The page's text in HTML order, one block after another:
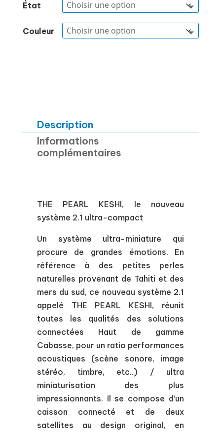
État
Couleur
Description
Informations
complémentaires
THE PEARL KESHI, le nouveau
système 2.1 ultra-compact
Un système ultra-miniature qui
procure de grandes émotions. En
référence à des petites perles
naturelles provenant de Tahiti et des
mers du sud, ce nouveau système 2.1
appelé THE PEARL KESHI, réunit
toutes les qualités des solutions
connectées Haut de gamme
Cabasse, pour un ratio performances
acoustiques (scène sonore, image
stéréo, timbre, etc..) / ultra
miniaturisation des plus
impressionnants. Il se compose d’un
caisson connecté et de deux
satellites au design original, en